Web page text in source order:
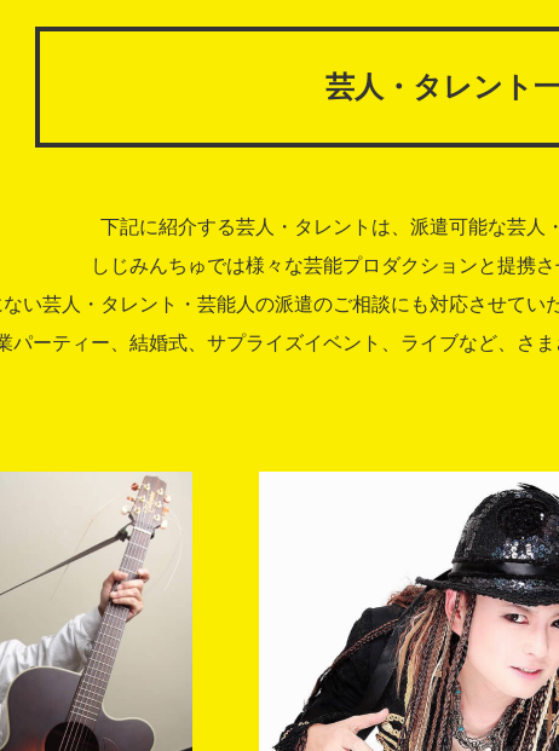
芸人・タレント
下記に紹介する芸人・タレントは、派遣可能な芸人
しじみんちゅでは様々な芸能プロダクションと提携
い芸人・タレント・芸能人の派遣のご相談にも対応させてい
パーティー、結婚式、サプライズイベント、ライブなど、さ